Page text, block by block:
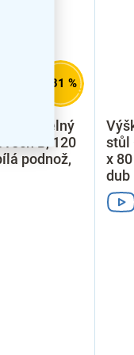
–31 %
B, 120
podnož,
stůl
x
dub